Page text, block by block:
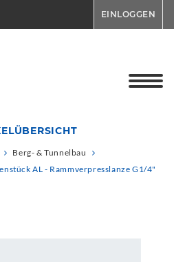
EINLOGGEN
Berg- & Tunnelbau
AL - Rammverpresslanze G1/4"